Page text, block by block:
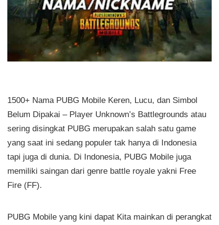
1500+ Nama PUBG Mobile Keren, Lucu, dan Simbol
Belum Dipakai – Player Unknown’s Battlegrounds atau
sering disingkat PUBG merupakan salah satu game
yang saat ini sedang populer tak hanya di Indonesia
tapi juga di dunia. Di Indonesia, PUBG Mobile juga
memiliki saingan dari genre battle royale yakni Free
Fire (FF).
PUBG Mobile yang kini dapat Kita mainkan di perangkat